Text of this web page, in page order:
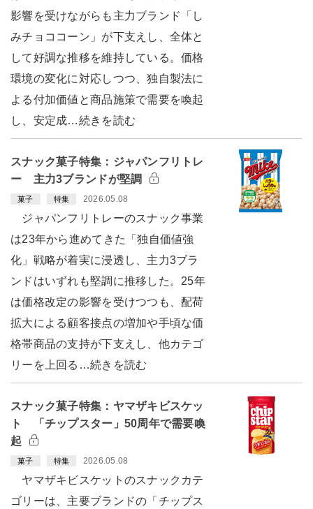
影響を受けながらも主力ブランド「し
みチョココーン」が下支えし、全体と
して好調な推移を維持している。価格
環境の変化に対応しつつ、独自製法に
よる付加価値と商品施策で需要を喚起
し、安定成…続きを読む
スナック菓子特集：ジャパンフリトレ
ー 主力3ブランドが堅調
菓子 特集 2026.05.08
ジャパンフリトレーのスナック事業
は23年から進めてきた「独自価値強
化」戦略が着実に浸透し、主力3ブラ
ンドはいずれも堅調に推移した。25年
は価格改定の影響を受けつつも、配荷
拡大による顧客接点の増加や手頃な価
格帯商品の支持が下支えし、他カテゴ
リーを上回る…続きを読む
スナック菓子特集：ヤマザキビスケッ
ト 「チップスター」50周年で需要喚
起
菓子 特集 2026.05.08
ヤマザキビスケットのスナックカテ
ゴリーは、主要ブランドの「チップス